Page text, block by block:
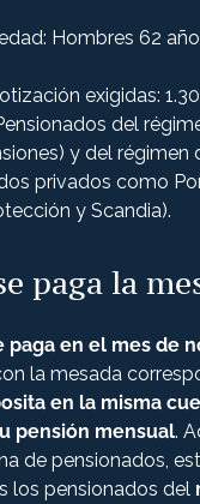
Hombres 62
exigidas:
del
y del régimen
privados como
y Scandia).
paga la
paga en el mes de
la mesada
en la misma
pensión mensual.
de pensionados,
los pensionados del